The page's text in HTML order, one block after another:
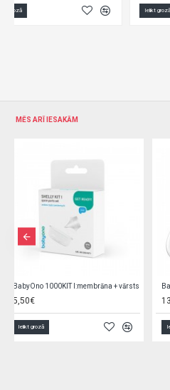
MĒS ARĪ IESAKĀM
BabyOno 1002KIT I:membrāna + vārsts
5,50€
Ielikt grozā